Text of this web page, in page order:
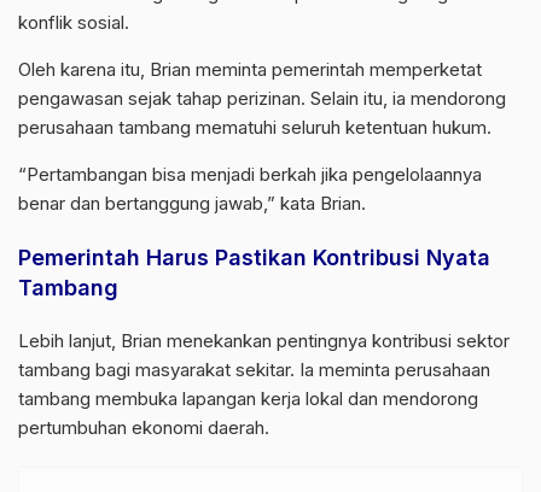
konflik sosial.
Oleh karena itu, Brian meminta pemerintah memperketat
pengawasan sejak tahap perizinan. Selain itu, ia mendorong
perusahaan tambang mematuhi seluruh ketentuan hukum.
“Pertambangan bisa menjadi berkah jika pengelolaannya
benar dan bertanggung jawab,” kata Brian.
Pemerintah Harus Pastikan Kontribusi Nyata
Tambang
Lebih lanjut, Brian menekankan pentingnya kontribusi sektor
tambang bagi masyarakat sekitar. Ia meminta perusahaan
tambang membuka lapangan kerja lokal dan mendorong
pertumbuhan ekonomi daerah.